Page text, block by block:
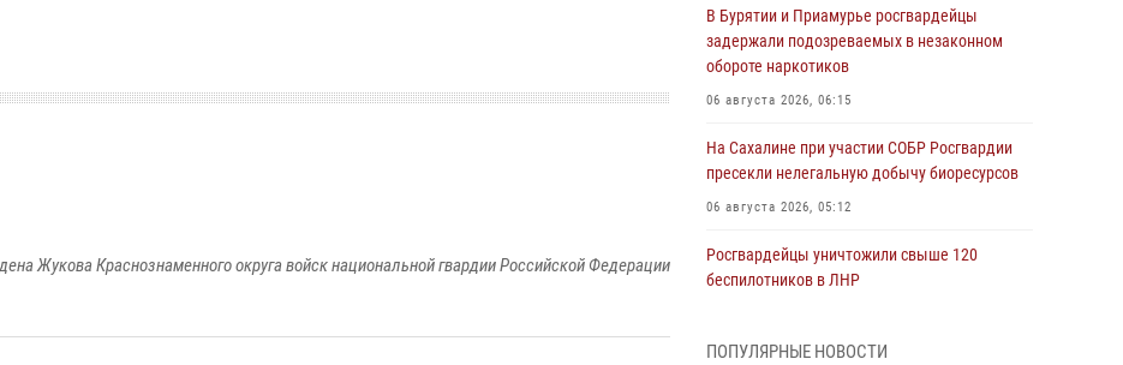
Жукова Краснознаменного округа войск национальной гвардии Российской Федерации
В Бурятии и Приамурье росгвардейцы
задержали подозреваемых в незаконном
обороте наркотиков
06 августа 2026, 06:15
На Сахалине при участии СОБР Росгвардии
пресекли нелегальную добычу биоресурсов
06 августа 2026, 05:12
Росгвардейцы уничтожили свыше 120
беспилотников в ЛНР
ПОПУЛЯРНЫЕ НОВОСТИ